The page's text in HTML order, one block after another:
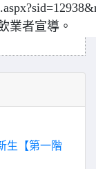
業者宣導。
生【第一階